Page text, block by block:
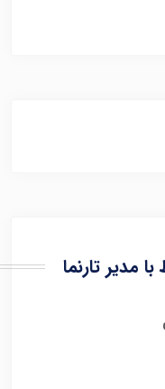
مدیر تارنما